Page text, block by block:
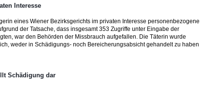
Interesse
eines Wiener Bezirksgerichts im privaten Interesse personenbezogene
der Tatsache, dass insgesamt 353 Zugriffe unter Eingabe der
war den Behörden der Missbrauch aufgefallen. Die Täterin wurde
weder in Schädigungs- noch Bereicherungsabsicht gehandelt zu haben
Schädigung dar